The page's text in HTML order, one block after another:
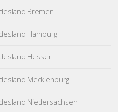
Bremen
Hamburg
Hessen
Mecklenburg
Niedersachsen